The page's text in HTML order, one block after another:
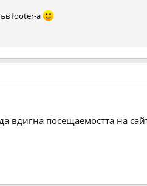
footer-a
вдигна посещаемостта на